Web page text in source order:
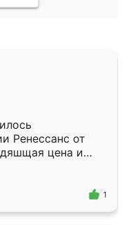
Ренессанс от
цена и
Приехавший
самый
1